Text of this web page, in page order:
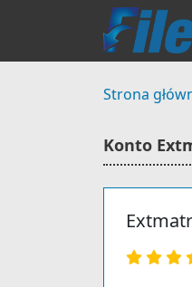
Strona
Konto